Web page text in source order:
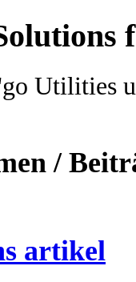
Utilities
/
artikel